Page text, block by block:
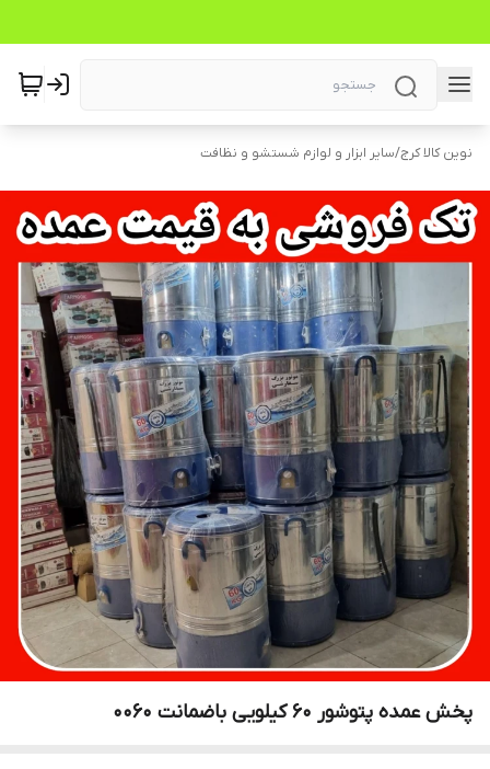
نوین کالا کرج/سایر ابزار و لوازم شستشو و نظافت
پخش عمده پتوشور ۶۰ کیلویی باضمانت 0060